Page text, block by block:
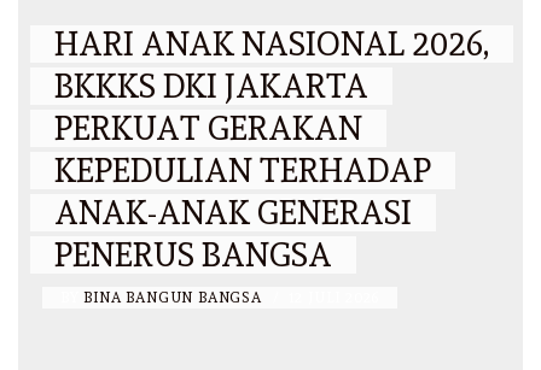
HARI ANAK NASIONAL 2026,
BKKKS DKI JAKARTA
PERKUAT GERAKAN
KEPEDULIAN TERHADAP
ANAK-ANAK GENERASI
PENERUS BANGSA
BINA BANGUN BANGSA